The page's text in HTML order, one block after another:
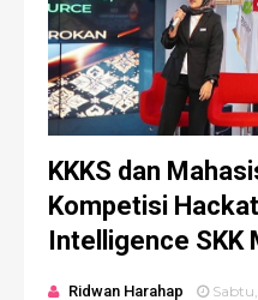
KKKS dan
Kompetisi
Intelligence SKK
Ridwan Harahap